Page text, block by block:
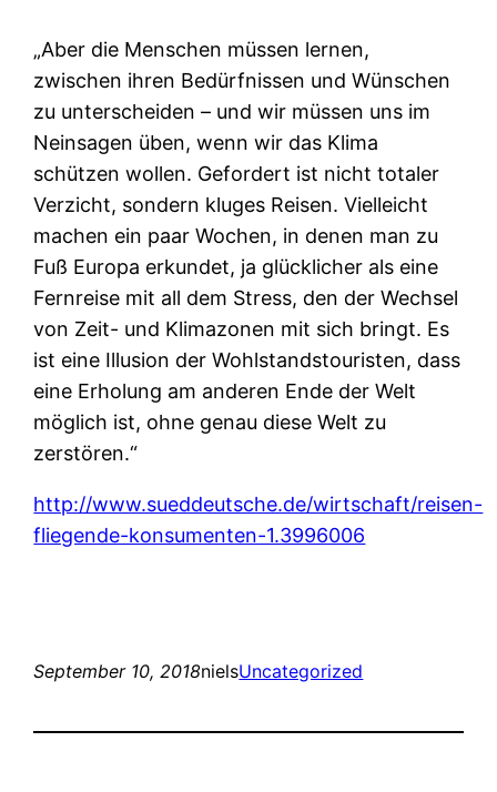
„Aber die Menschen müssen lernen,
zwischen ihren Bedürfnissen und Wünschen
zu unterscheiden – und wir müssen uns im
Neinsagen üben, wenn wir das Klima
schützen wollen. Gefordert ist nicht totaler
Verzicht, sondern kluges Reisen. Vielleicht
machen ein paar Wochen, in denen man zu
Fuß Europa erkundet, ja glücklicher als eine
Fernreise mit all dem Stress, den der Wechsel
von Zeit- und Klimazonen mit sich bringt. Es
ist eine Illusion der Wohlstandstouristen, dass
eine Erholung am anderen Ende der Welt
möglich ist, ohne genau diese Welt zu
zerstören.“
http://www.sueddeutsche.de/wirtschaft/reisen-
fliegende-konsumenten-1.3996006
September 10, 2018nielsUncategorized